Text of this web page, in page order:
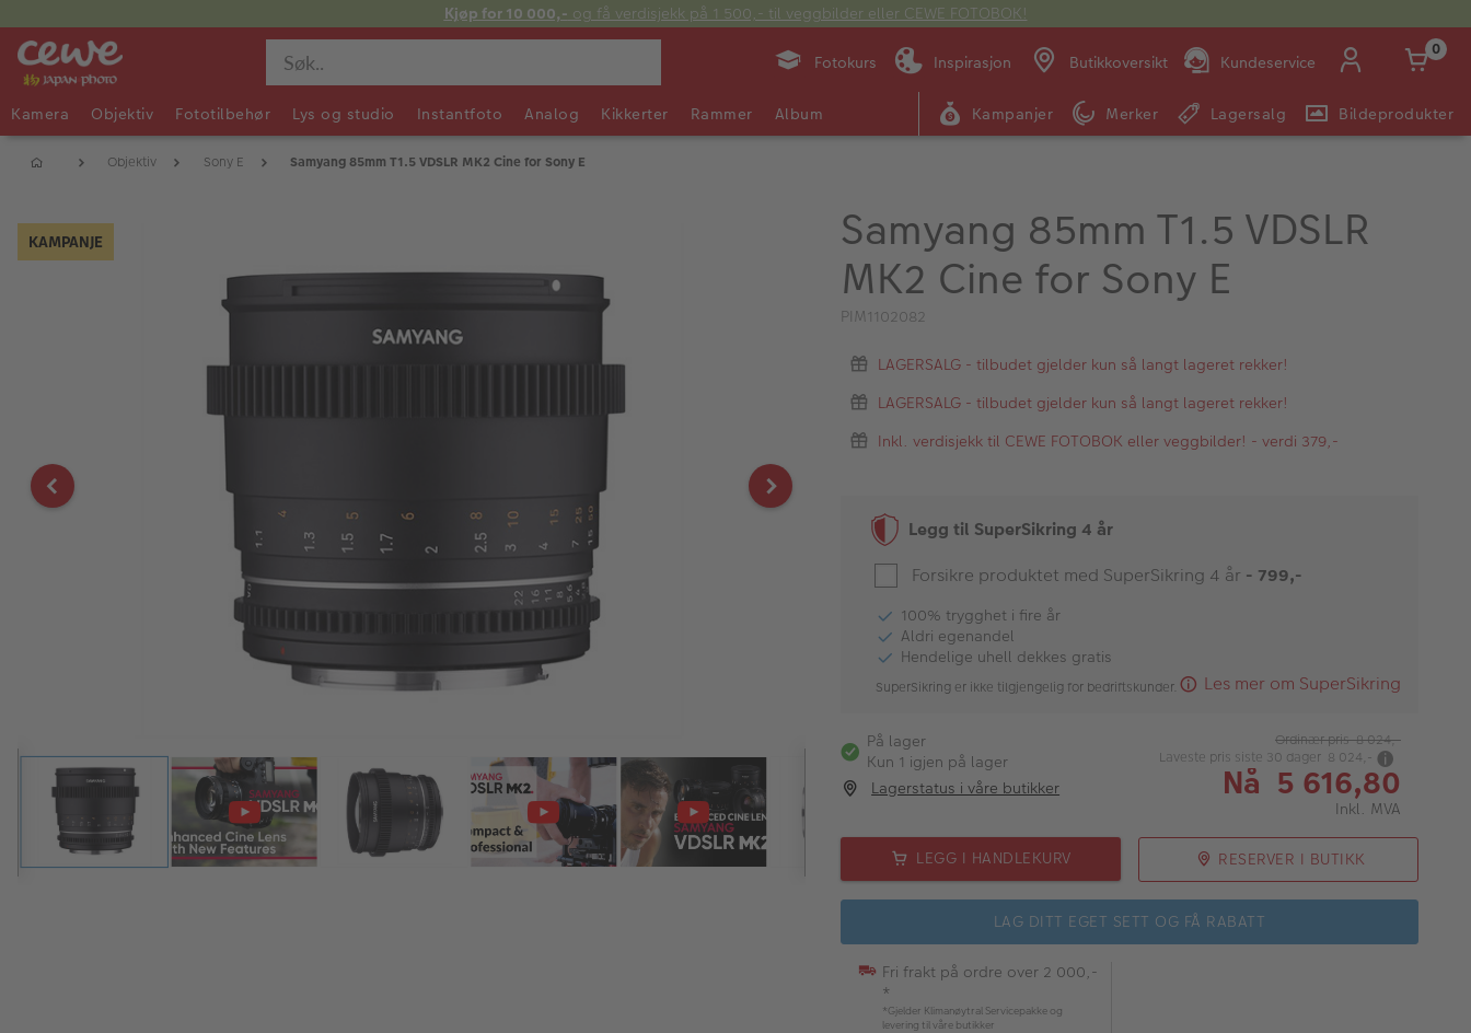
Kjøp for 10 000,- og få verdisjekk på 1 500,- til veggbilder eller CEWE FOTOBOK!
Fotokurs Inspirasjon Butikkoversikt Kundeservice
Man -
09:00 -
14:00 -
E-post:
kundeservice@japanphoto.no
0
Kamera Objektiv Fototilbehør Lys og studio Instantfoto Analog Kikkerter Rammer Album Kampanjer Merker Lagersalg Bildeprodukter
Objektiv Sony E Samyang 85mm T1.5 VDSLR MK2 Cine for Sony E
KAMPANJE
Samyang 85mm T1.5 VDSLR
MK2 Cine for Sony E
PIM1102082
LAGERSALG - tilbudet gjelder kun så langt lageret rekker!
LAGERSALG - tilbudet gjelder kun så langt lageret rekker!
Inkl. verdisjekk til CEWE FOTOBOK eller veggbilder! - verdi 379,-
Legg til SuperSikring 4 år
Forsikre produktet med SuperSikring 4 år - 799,-
100% trygghet i fire år
Aldri egenandel
Hendelige uhell dekkes gratis
SuperSikring er ikke tilgjengelig for bedriftskunder. Les mer om SuperSikring
På lager
Kun 1 igjen på lager
Lagerstatus i våre butikker
Ordinær pris 8 024,-
Laveste pris siste 30 dager 8 024,-
Nå 5 616,80
Inkl. MVA
LEGG I HANDLEKURV RESERVER I BUTIKK
LAG DITT EGET SETT OG FÅ RABATT
Fri frakt på ordre over 2 000,-
*
*Gjelder Klimanøytral Servicepakke og
levering til våre butikker